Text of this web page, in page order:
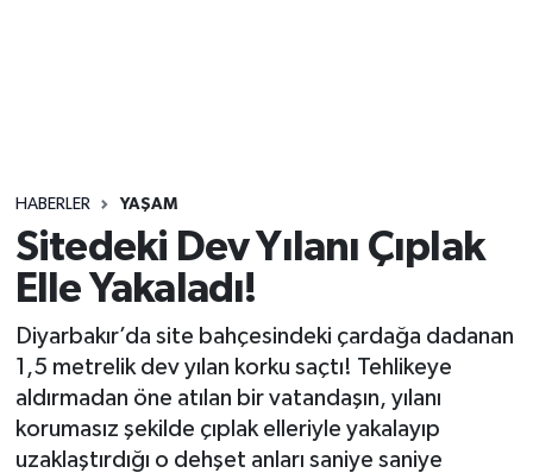
HABERLER YAŞAM
Sitedeki Dev Yılanı Çıplak
Elle Yakaladı!
Diyarbakır’da site bahçesindeki çardağa dadanan
1,5 metrelik dev yılan korku saçtı! Tehlikeye
aldırmadan öne atılan bir vatandaşın, yılanı
korumasız şekilde çıplak elleriyle yakalayıp
uzaklaştırdığı o dehşet anları saniye saniye
Yaşam